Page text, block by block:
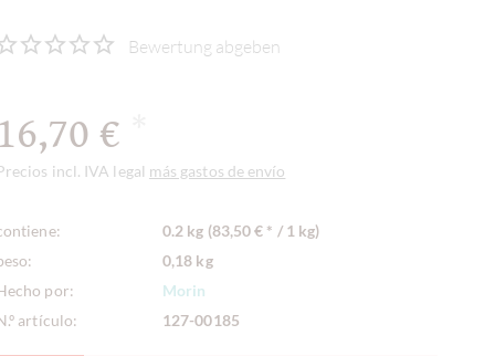
Bewertung abgeben
16,70 €
incl. IVA legal más gastos de envío
0.2 kg (83,50 € * / 1 kg)
0,18 kg
por:
Morin
artículo:
127-00185